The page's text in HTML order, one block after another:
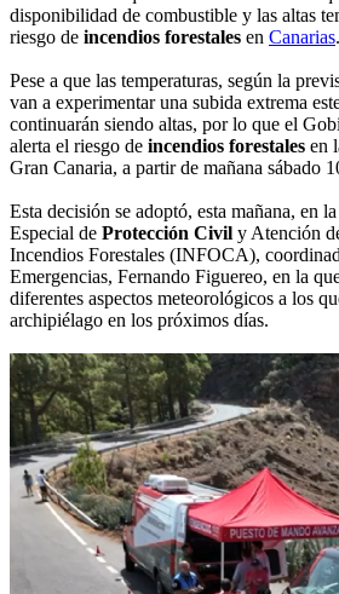
disponibilidad de combustible y las altas
riesgo de incendios forestales en Canarias.
Pese a que las temperaturas, según la
van a experimentar una subida extrema
continuarán siendo altas, por lo que el
alerta el riesgo de incendios forestales en
Gran Canaria, a partir de mañana sábado
Esta decisión se adoptó, esta mañana, en
Especial de Protección Civil y Atención
Incendios Forestales (INFOCA),
Emergencias, Fernando Figuereo, en la
diferentes aspectos meteorológicos a los
archipiélago en los próximos días.